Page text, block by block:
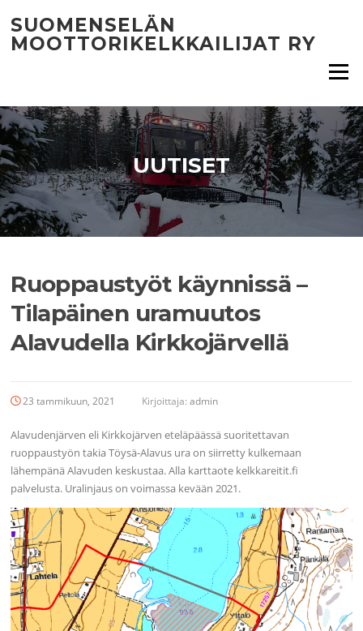
suoraan
sisältöön
SUOMENSELÄN
MOOTTORIKELKKAILIJAT RY
Valikko
UUTISET
Ruoppaustyöt käynnissä –
Tilapäinen uramuutos
Alavudella Kirkkojärvellä
23 tammikuun, 2021 Kirjoittaja:admin
Alavudenjärven eli Kirkkojärven eteläpäässä suoritettavan
ruoppaustyön takia Töysä-Alavus ura on siirretty kulkemaan
lähempänä Alavuden keskustaa. Alla karttaote kelkkareitit.fi
palvelusta. Uralinjaus on voimassa kevään 2021.